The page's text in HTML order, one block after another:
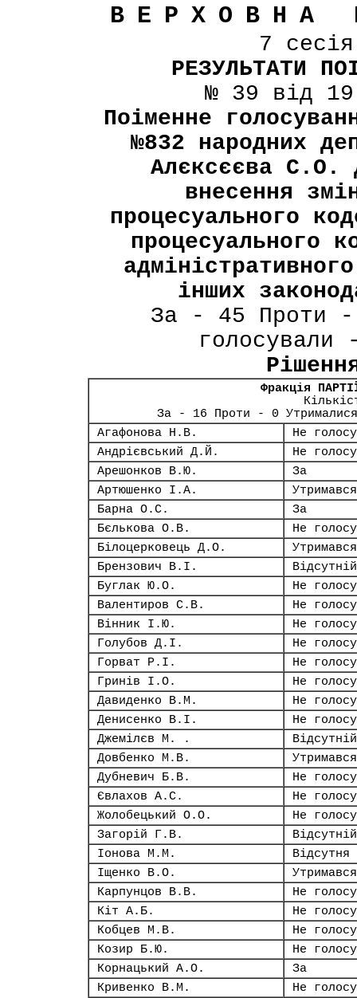
ВЕРХОВНА
7
РЕЗУЛЬТАТИ
№ 39 від
Поіменне
№832 народних
Алєксєєва С.О.
внесення
процесуального
процесуального
інших
За - 45 Проти -
Фракція
За - 16 Проти - 0
Агафонова Н.В.
Не
Андрієвський Д.Й.
Не
Арешонков В.Ю.
За
Артюшенко І.А.
Утримався
Барна О.С.
За
Бєлькова О.В.
Не
Білоцерковець Д.О.
Утримався
Брензович В.І.
Відсутній
Буглак Ю.О.
Не
Валентиров С.В.
Не
Вінник І.Ю.
Не
Голубов Д.І.
Не
Горват Р.І.
Не
Гринів І.О.
Не
Давиденко В.М.
Не
Денисенко В.І.
Не
Джемілєв М. .
Відсутній
Довбенко М.В.
Утримався
Дубневич Б.В.
Не
Євлахов А.С.
Не
Жолобецький О.О.
Не
Загорій Г.В.
Відсутній
Іонова М.М.
Відсутня
Іщенко В.О.
Утримався
Карпунцов В.В.
Не
Кіт А.Б.
Не
Кобцев М.В.
Не
Козир Б.Ю.
Не
Корнацький А.О.
За
Кривенко В.М.
Не